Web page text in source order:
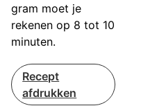
gram moet je
rekenen op 8 tot 10
minuten.
Recept
afdrukken